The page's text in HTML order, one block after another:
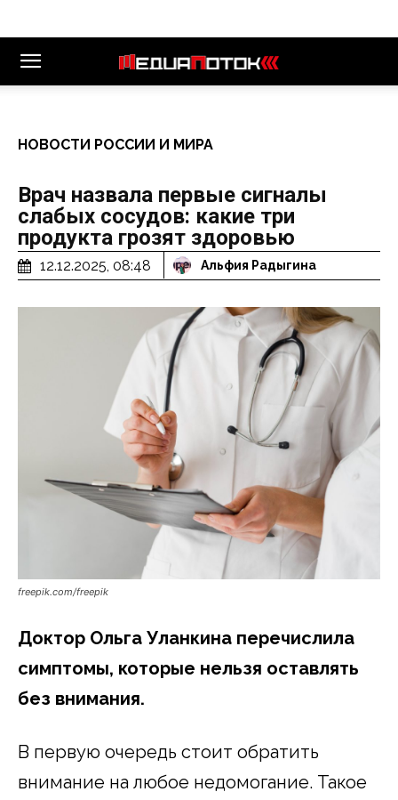
НОВОСТИ РОССИИ И МИРА
Врач назвала первые сигналы
слабых сосудов: какие три
продукта грозят здоровью
12.12.2025, 08:48 Альфия Радыгина
freepik.com/freepik
Доктор Ольга Уланкина перечислила
симптомы, которые нельзя оставлять
без внимания.
В первую очередь стоит обратить
внимание на любое недомогание. Такое